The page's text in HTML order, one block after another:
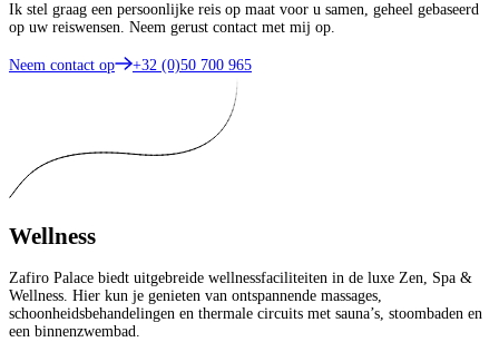
Ik stel graag een persoonlijke reis op maat voor u samen, geheel gebaseerd
op uw reiswensen. Neem gerust contact met mij op.
Neem contact op +32 (0)50 700 965
Wellness
Zafiro Palace biedt uitgebreide wellnessfaciliteiten in de luxe Zen, Spa &
Wellness. Hier kun je genieten van ontspannende massages,
schoonheidsbehandelingen en thermale circuits met sauna’s, stoombaden en
een binnenzwembad.